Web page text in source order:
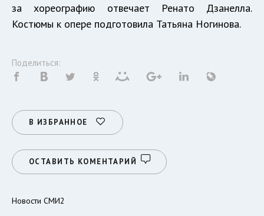
за хореографию отвечает Ренато Дзанелла.
Костюмы к опере подготовила Татьяна Ногинова.
Поделиться:
В ИЗБРАННОЕ
ОСТАВИТЬ КОМЕНТАРИЙ
Новости СМИ2